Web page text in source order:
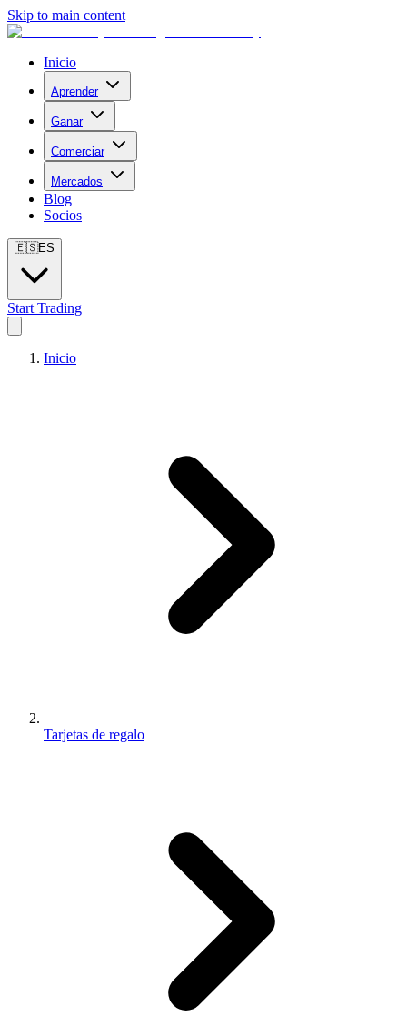
Skip to main content
Inicio
Aprender
Ganar
Comerciar
Mercados
Blog
Socios
🇪🇸ES
Start Trading
Inicio
Tarjetas de regalo